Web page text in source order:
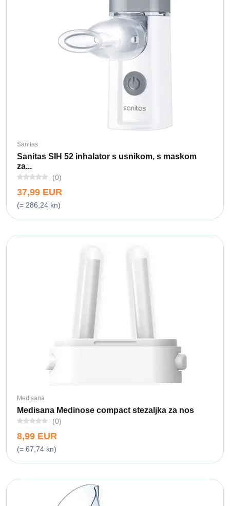
Sanitas
Sanitas SIH 52 inhalator s usnikom, s maskom
za...
(0)
37,99 EUR
(= 286,24 kn)
Medisana
Medisana Medinose compact stezaljka za nos
(0)
8,99 EUR
(= 67,74 kn)